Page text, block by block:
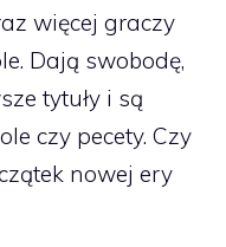
więcej graczy
Dają swobodę,
tytuły i są
czy pecety. Czy
nowej ery